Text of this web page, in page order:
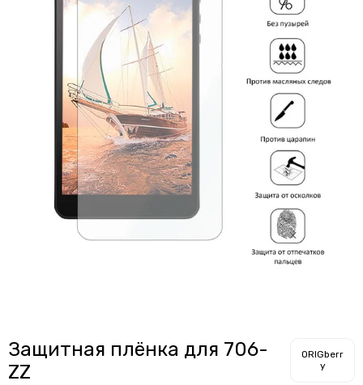
Защитная плёнка для 706-
ZZ
ORIGberr
y